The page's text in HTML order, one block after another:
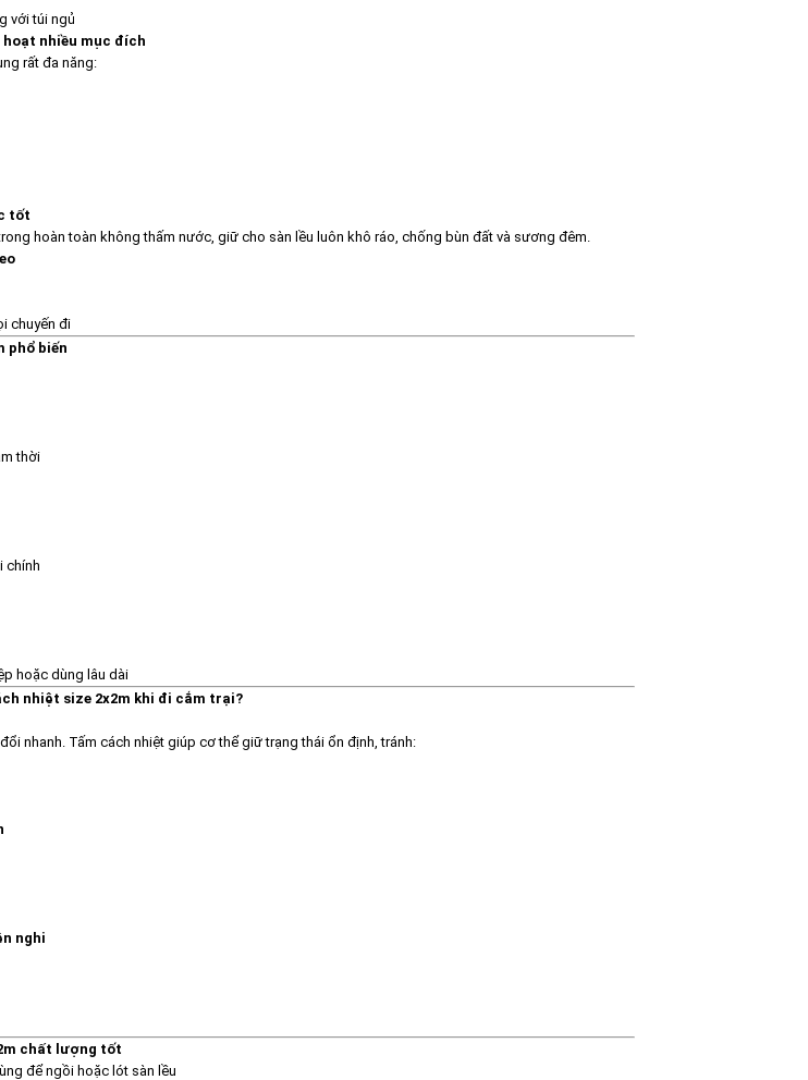
với túi ngủ
nhiều mục đích
rất đa năng:
tốt
hoàn toàn không thấm nước, giữ cho sàn lều luôn khô ráo, chống bùn đất và sương đêm.
chuyến đi
phổ biến
thời
chính
hoặc dùng lâu dài
nhiệt size 2x2m khi đi cắm trại?
nhanh. Tấm cách nhiệt giúp cơ thể giữ trạng thái ổn định, tránh:
nghi
chất lượng tốt
để ngồi hoặc lót sàn lều